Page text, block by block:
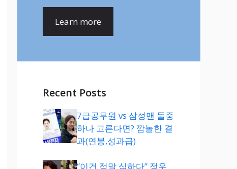
Learn more
Recent Posts
7급공무원 vs 삼성맨 둘중
하나 고른다면? 깜놀한 결
과(연봉,성과급)
“이건 정말 심하다” 정우